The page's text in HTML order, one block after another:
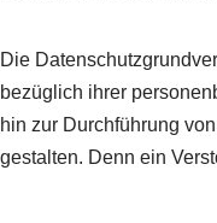
Die
bezüglich ihrer
hin zur Durchführung
gestalten. Denn ein